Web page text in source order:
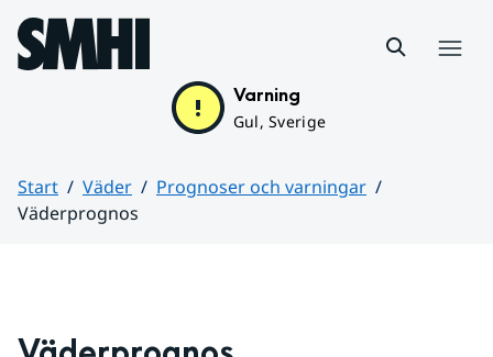
Hoppa till sidans innehåll
Varning
Gul, Sverige
Start Väder
Prognoser och varningar
Väderprognos